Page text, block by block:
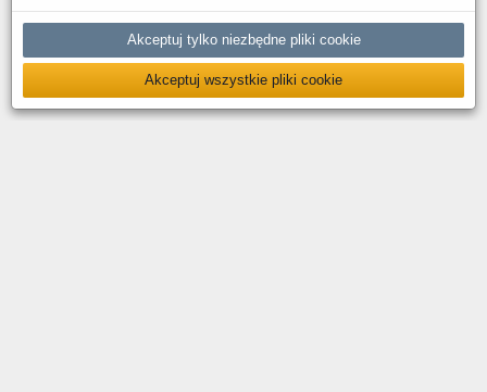
Akceptuj tylko niezbędne pliki cookie
Akceptuj wszystkie pliki cookie